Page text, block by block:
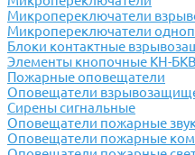
Микропереключатели
Микропереключатели
Блоки контактные
Элементы кнопочные КН-БКВ
Пожарные оповещатели
Оповещатели
Сирены сигнальные
Оповещатели пожарные
Оповещатели пожарные